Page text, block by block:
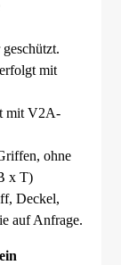
mit
mit V2A-
ohne
x T)
Deckel,
auf Anfrage.